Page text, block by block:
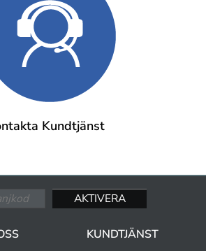
Kundtjänst
KUNDTJÄNST